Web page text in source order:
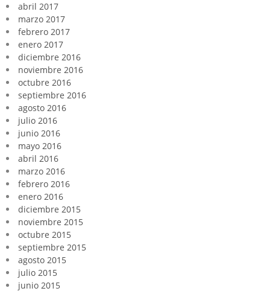
abril 2017
marzo 2017
febrero 2017
enero 2017
diciembre 2016
noviembre 2016
octubre 2016
septiembre 2016
agosto 2016
julio 2016
junio 2016
mayo 2016
abril 2016
marzo 2016
febrero 2016
enero 2016
diciembre 2015
noviembre 2015
octubre 2015
septiembre 2015
agosto 2015
julio 2015
junio 2015